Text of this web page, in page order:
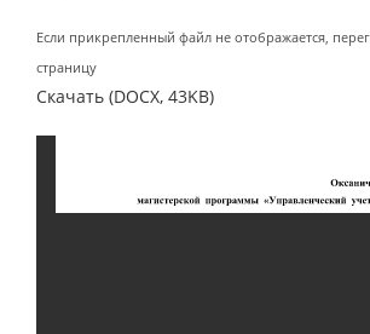
Если прикрепленный файл не отображается,
страницу
Скачать (DOCX, 43KB)